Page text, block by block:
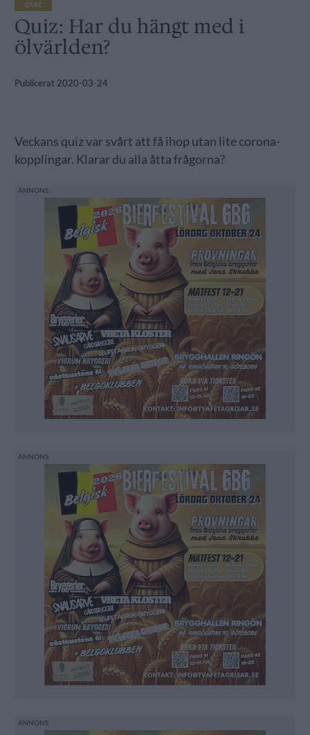
QUIZ
Quiz: Har du hängt med i
ölvärlden?
Publicerat 2020-03-24
Veckans quiz var svårt att få ihop utan lite corona-
kopplingar. Klarar du alla åtta frågorna?